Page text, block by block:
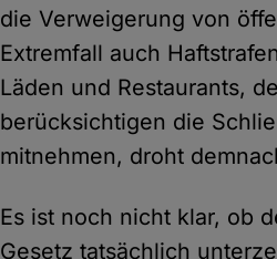
die Verweigerung von
Extremfall auch
Läden und Restaurants,
berücksichtigen die
mitnehmen, droht
Es ist noch nicht klar, ob
Gesetz tatsächlich